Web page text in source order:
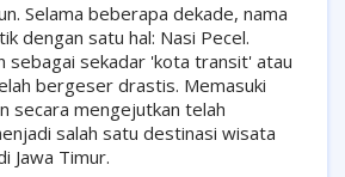
Selama beberapa dekade, nama
dengan satu hal: Nasi Pecel.
sebagai sekadar 'kota transit' atau
bergeser drastis. Memasuki
secara mengejutkan telah
salah satu destinasi wisata
Jawa Timur.